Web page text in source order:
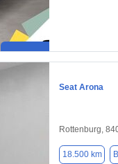
Seat Arona
Rottenburg,
18.500 km